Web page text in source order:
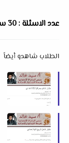
عدد الاسئلة : 30 سؤال نظام حديث
الطلاب شاهدو أيضاً